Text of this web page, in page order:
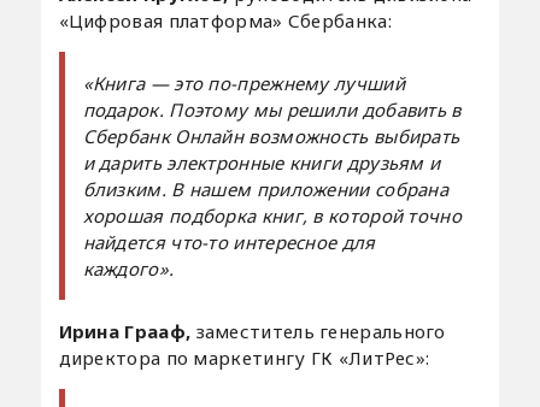
«Цифровая платформа» Сбербанка:
«Книга — это по-прежнему лучший
подарок. Поэтому мы решили добавить в
Сбербанк Онлайн возможность выбирать
и дарить электронные книги друзьям и
близким. В нашем приложении собрана
хорошая подборка книг, в которой точно
найдется что-то интересное для
каждого».
Ирина Грааф, заместитель генерального
директора по маркетингу ГК «ЛитРес»: